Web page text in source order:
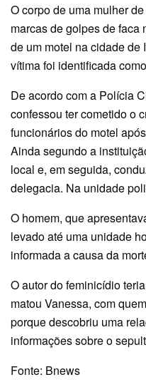
O corpo de uma mulher
marcas de golpes de faca
de um motel na cidade de
vítima foi identificada
De acordo com a Polícia
confessou ter cometido o
funcionários do motel
Ainda segundo a
local e, em seguida,
delegacia. Na unidade
O homem, que
levado até uma unidade
informada a causa da
O autor do feminicídio
matou Vanessa, com
porque descobriu uma
informações sobre o
Fonte: Bnews